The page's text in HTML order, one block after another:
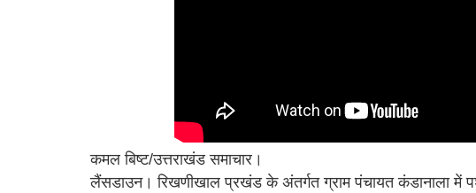
कमल बिष्ट/उत्तराखंड समाचार।
लैंसडाउन। रिखणीखाल प्रखंड के अंतर्गत ग्राम पंचायत कंडानाला में